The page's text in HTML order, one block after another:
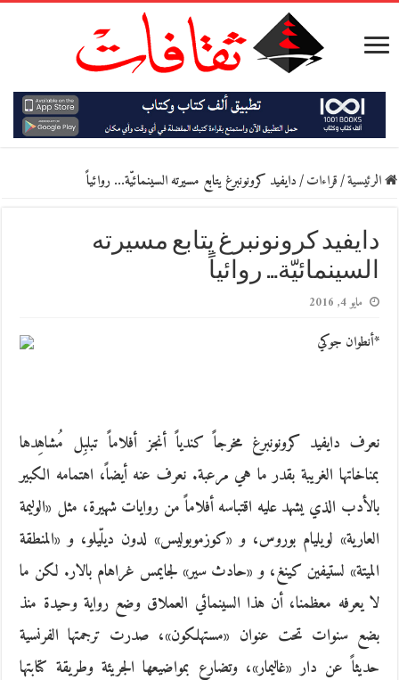
الرئيسية/قراءات/دايفيد كرونونبرغ يتابع مسيرته السينمائيّة… روائياً
دايفيد كرونونبرغ يتابع مسيرته
السينمائيّة… روائياً
مايو 4, 2016
*أنطوان جوكي
نعرف دايفيد كرونونبرغ مخرجاً كندياً أنجز أفلاماً تبلبِل مُشاهِدها
بمناخاتها الغريبة بقدر ما هي مرعبة. نعرف عنه أيضاً، اهتمامه الكبير
بالأدب الذي يشهد عليه اقتباسه أفلاماً من روايات شهيرة، مثل «الوليمة
العارية» لويليام بوروس، و «كوزموبوليس» لدون ديلّيلو، و «المنطقة
الميتة» لستيفين كينغ، و «حادث سير» لجايمس غراهام بالار. لكن ما
لا يعرفه معظمنا، أن هذا السينمائي العملاق وضع رواية وحيدة منذ
بضع سنوات تحت عنوان «مستهلكون»، صدرت ترجمتها الفرنسية
حديثاً عن دار «غاليمار»، وتضارع بمواضيعها الجريئة وطريقة كتابتها